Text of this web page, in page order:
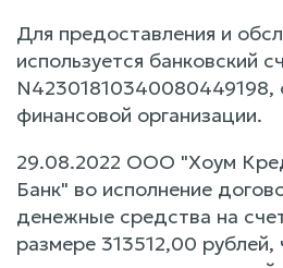
Для предоставления и
используется банковский
N42301810340080449198,
финансовой организации.
29.08.2022 ООО "Хоум
Банк" во исполнение
денежные средства на
размере 313512,00 рублей,